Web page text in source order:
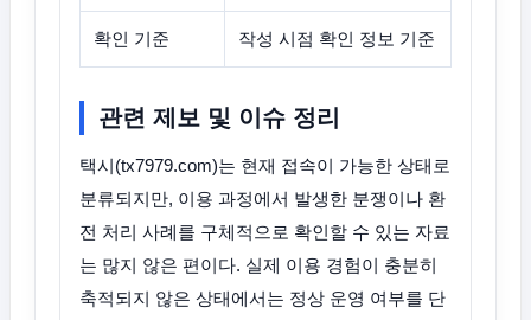
확인 기준 작성 시점 확인 정보 기준
관련 제보 및 이슈 정리
택시(tx7979.com)는 현재 접속이 가능한 상태로
분류되지만, 이용 과정에서 발생한 분쟁이나 환
전 처리 사례를 구체적으로 확인할 수 있는 자료
는 많지 않은 편이다. 실제 이용 경험이 충분히
축적되지 않은 상태에서는 정상 운영 여부를 단